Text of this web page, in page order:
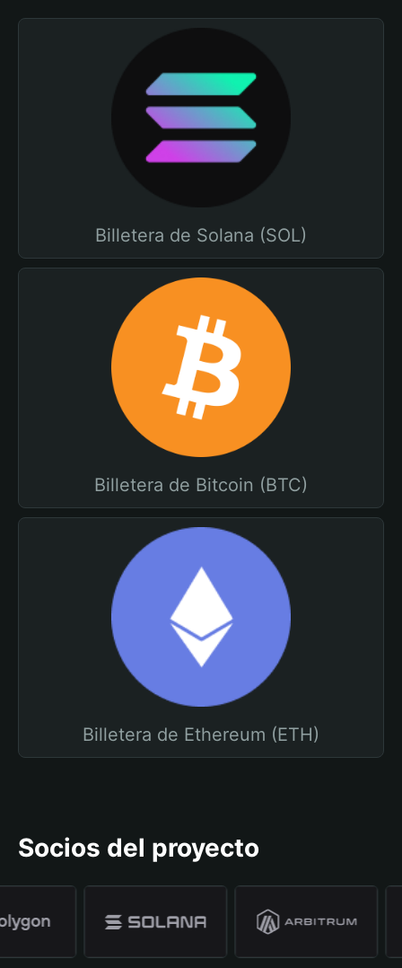
Billetera de Solana (SOL)
Billetera de Bitcoin (BTC)
Billetera de Ethereum (ETH)
Socios del proyecto